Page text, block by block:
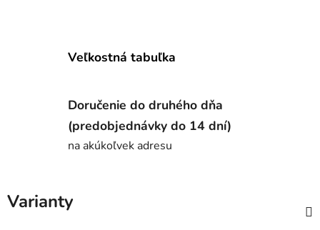
Veľkostná tabuľka
Doručenie do druhého dňa
(predobjednávky do 14 dní)
na akúkoľvek adresu
Varianty